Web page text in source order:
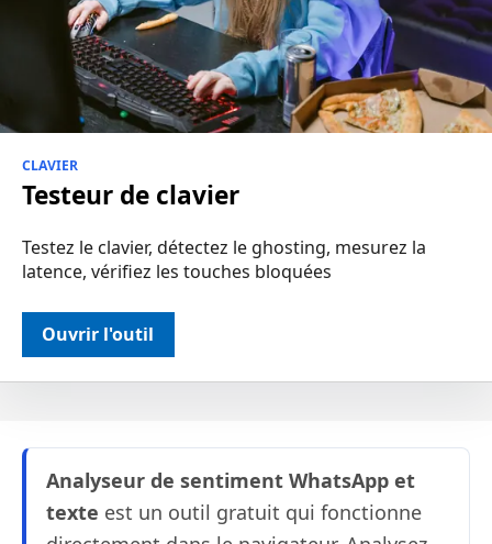
CLAVIER
Testeur de clavier
Testez le clavier, détectez le ghosting, mesurez la
latence, vérifiez les touches bloquées
Ouvrir l'outil
Analyseur de sentiment WhatsApp et
texte est un outil gratuit qui fonctionne